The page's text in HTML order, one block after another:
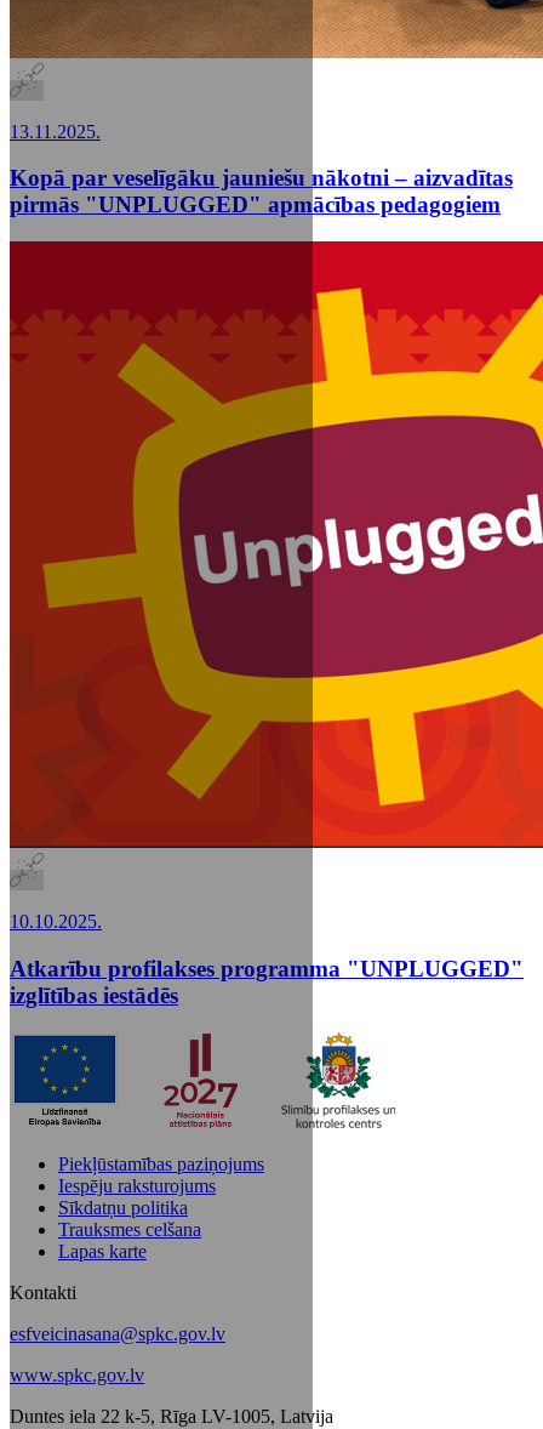
13.11.2025.
Kopā par veselīgāku jauniešu nākotni – aizvadītas
pirmās "UNPLUGGED" apmācības pedagogiem
10.10.2025.
Atkarību profilakses programma "UNPLUGGED"
izglītības iestādēs
Piekļūstamības paziņojums
Iespēju raksturojums
Sīkdatņu politika
Trauksmes celšana
Lapas karte
Kontakti
esfveicinasana@spkc.gov.lv
www.spkc.gov.lv
Duntes iela 22 k-5, Rīga LV-1005, Latvija